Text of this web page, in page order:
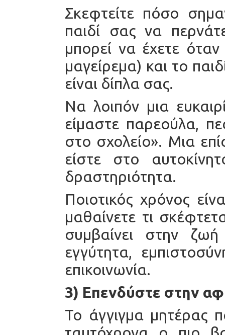
Σκεφτείτε πόσο
παιδί σας να
μπορεί να έχετε
μαγείρεμα) και το
είναι δίπλα σας.
Να λοιπόν μια
είμαστε παρεούλα,
στο σχολείο». Μια
είστε στο
δραστηριότητα.
Ποιοτικός χρόνος
μαθαίνετε τι
συμβαίνει στην ζωή
εγγύτητα,
επικοινωνία.
3) Επενδύστε στην
Το άγγιγμα μητέρας